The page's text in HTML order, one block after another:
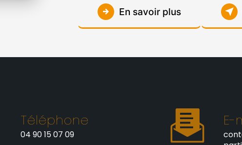
En savoir plus
Téléphone
04 90 15 07 09
E-